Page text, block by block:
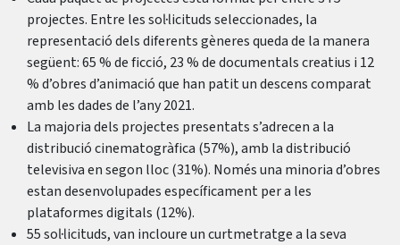
projectes. Entre les sol·licituds seleccionades, la
representació dels diferents gèneres queda de la manera
següent: 65 % de ficció, 23 % de documentals creatius i 12
% d’obres d’animació que han patit un descens comparat
amb les dades de l’any 2021.
La majoria dels projectes presentats s’adrecen a la
distribució cinematogràfica (57%), amb la distribució
televisiva en segon lloc (31%). Només una minoria d’obres
estan desenvolupades específicament per a les
plataformes digitals (12%).
55 sol·licituds, van incloure un curtmetratge a la seva